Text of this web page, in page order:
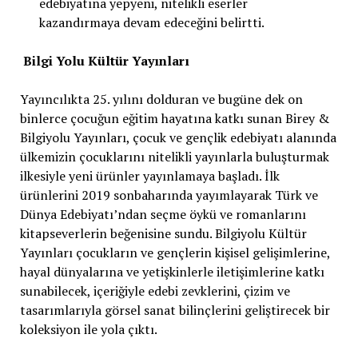
kazandırmaya devam edeceğini belirtti.
Bilgi Yolu Kültür Yayınları
Yayıncılıkta 25. yılını dolduran ve bugüne dek on
binlerce çocuğun eğitim hayatına katkı sunan Birey &
Bilgiyolu Yayınları, çocuk ve gençlik edebiyatı alanında
ülkemizin çocuklarını nitelikli yayınlarla buluşturmak
ilkesiyle yeni ürünler yayınlamaya başladı. İlk
ürünlerini 2019 sonbaharında yayımlayarak Türk ve
Dünya Edebiyatı’ndan seçme öykü ve romanlarını
kitapseverlerin beğenisine sundu. Bilgiyolu Kültür
Yayınları çocukların ve gençlerin kişisel gelişimlerine,
hayal dünyalarına ve yetişkinlerle iletişimlerine katkı
sunabilecek, içeriğiyle edebi zevklerini, çizim ve
tasarımlarıyla görsel sanat bilinçlerini geliştirecek bir
koleksiyon ile yola çıktı.